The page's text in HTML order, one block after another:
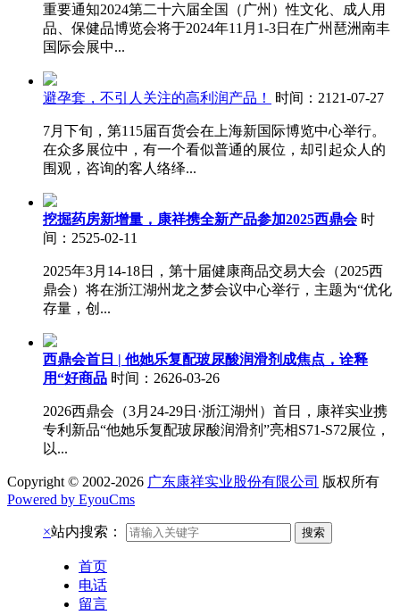
重要通知2024第二十六届全国（广州）性文化、成人用
品、保健品博览会将于2024年11月1-3日在广州琶洲南丰
国际会展中...
避孕套，不引人关注的高利润产品！ 时间：2121-07-27
7月下旬，第115届百货会在上海新国际博览中心举行。
在众多展位中，有一个看似普通的展位，却引起众人的
围观，咨询的客人络绎...
挖掘药房新增量，康祥携全新产品参加2025西鼎会 时
间：2525-02-11
2025年3月14-18日，第十届健康商品交易大会（2025西
鼎会）将在浙江湖州龙之梦会议中心举行，主题为“优化
存量，创...
西鼎会首日 | 他她乐复配玻尿酸润滑剂成焦点，诠释
用“好商品 时间：2626-03-26
2026西鼎会（3月24-29日·浙江湖州）首日，康祥实业携
专利新品“他她乐复配玻尿酸润滑剂”亮相S71-S72展位，
以...
Copyright © 2002-2026 广东康祥实业股份有限公司 版权所有
Powered by EyouCms
×站内搜索： 搜索
首页
电话
留言